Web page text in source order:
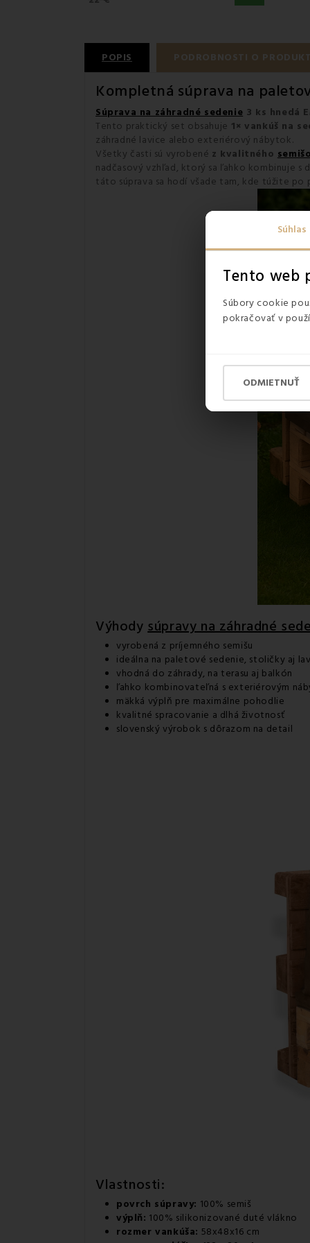
Súhlas
Tento web
Súbory cookie
pokračovať v
ODMIETNUŤ
POPIS PODROBNOSTI O
Kompletná súprava na
Súprava na záhradné sedenie 3 ks hnedá
Tento praktický set obsahuje 1× vankúš na
záhradné lavice alebo exteriérový nábytok.
Všetky časti sú vyrobené z kvalitného
nadčasový vzhľad, ktorý sa ľahko kombinuje s
táto súprava sa hodí všade tam, kde túžite po
Výhodysúpravy na záhradné
vyrobená z príjemného semišu
ideálna na paletové sedenie, stoličky aj
vhodná do záhrady, na terasu aj balkón
ľahko kombinovateľná s exteriérovým
mäkká výplň pre maximálne pohodlie
kvalitné spracovanie a dlhá životnosť
slovenský výrobok s dôrazom na detail
Vlastnosti:
povrch súpravy: 100% semiš
výplň: 100% silikonizované duté vlákno
rozmer vankúša: 58x48x16 cm